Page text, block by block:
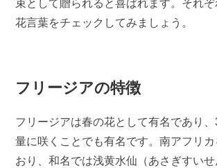
束として贈られると喜ばれます。それ
花言葉をチェックしてみましょう。
フリージアの特徴
フリージアは春の花として有名であり
量に咲くことでも有名です。南アフリ
おり、和名では浅黄水仙（あさぎすい